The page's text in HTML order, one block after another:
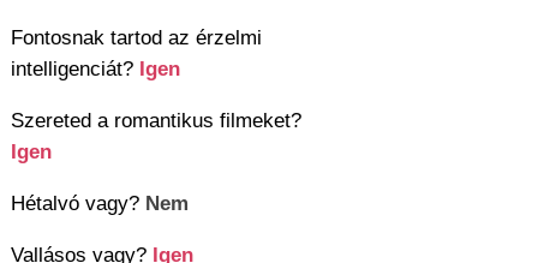
Fontosnak tartod az érzelmi
intelligenciát? Igen
Szereted a romantikus filmeket?
Igen
Hétalvó vagy? Nem
Vallásos vagy? Igen